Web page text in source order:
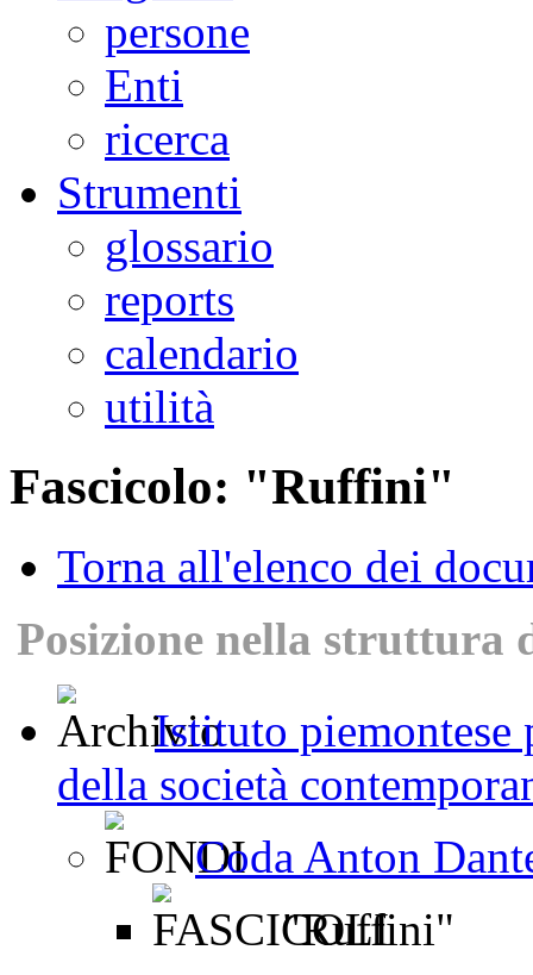
persone
Enti
ricerca
Strumenti
glossario
reports
calendario
utilità
Fascicolo: "Ruffini"
Torna all'elenco dei
Posizione nella struttura
Istituto piemontese
della società
Coda Anton
"Ruffini"